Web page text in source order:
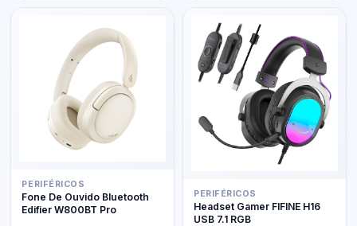
PERIFÉRICOS
Fone De Ouvido Bluetooth
Edifier W800BT Pro
PERIFÉRICOS
Headset Gamer FIFINE H16
USB 7.1 RGB